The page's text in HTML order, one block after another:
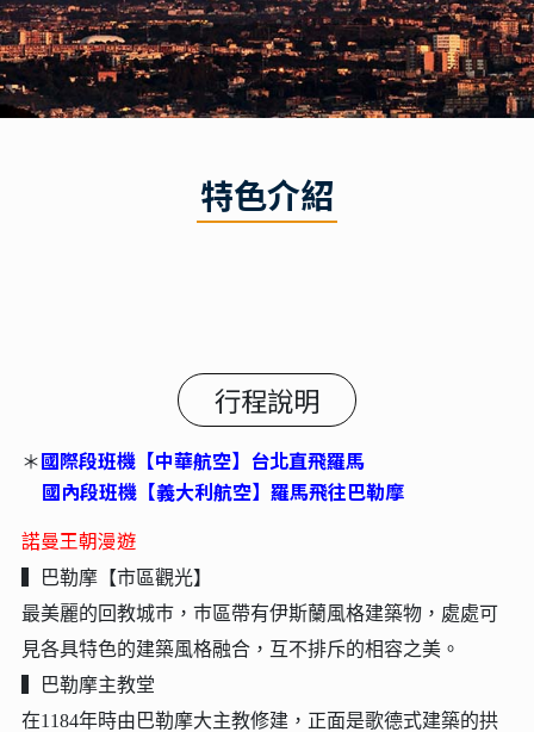
特色介紹
行程說明
＊國際段班機【中華航空】台北直飛羅馬
國內段班機【義大利航空】羅馬飛往巴勒摩
諾曼王朝漫遊
▍巴勒摩【市區觀光】
最美麗的回教城巿，巿區帶有伊斯蘭風格建築物，處處可
見各具特色的建築風格融合，互不排斥的相容之美。
▍巴勒摩主教堂
在1184年時由巴勒摩大主教修建，正面是歌德式建築的拱